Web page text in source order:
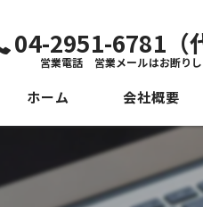
04-2951-6781（
営業電話 営業メールはお断りし
ホーム 会社概要
代表挨拶
ビジョン